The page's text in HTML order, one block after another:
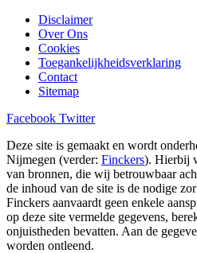
Disclaimer
Over Ons
Cookies
Toegankelijkheidsverklaring
Contact
Sitemap
Facebook Twitter
Deze site is gemaakt en wordt
Nijmegen (verder: Finckers). Hierbij
van bronnen, die wij betrouwbaar
de inhoud van de site is de nodige
Finckers aanvaardt geen enkele
op deze site vermelde gegevens,
onjuistheden bevatten. Aan de
worden ontleend.